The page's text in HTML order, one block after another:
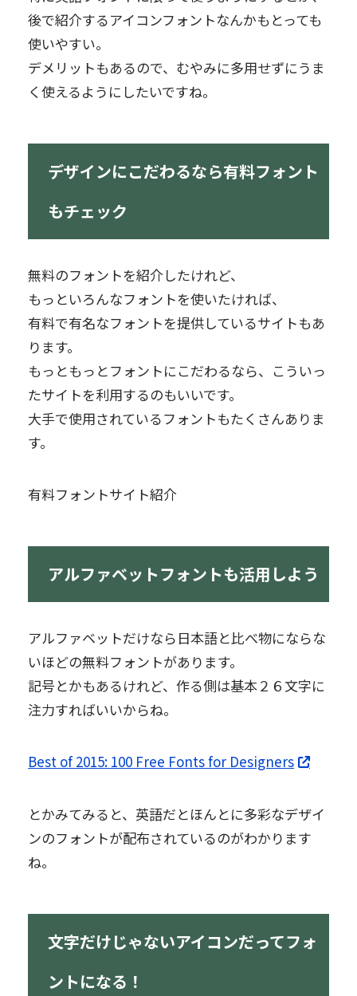
後で紹介するアイコンフォントなんかもとっても
使いやすい。
デメリットもあるので、むやみに多用せずにうま
く使えるようにしたいですね。
デザインにこだわるなら有料フォント
もチェック
無料のフォントを紹介したけれど、
もっといろんなフォントを使いたければ、
有料で有名なフォントを提供しているサイトもあ
ります。
もっともっとフォントにこだわるなら、こういっ
たサイトを利用するのもいいです。
大手で使用されているフォントもたくさんありま
す。
有料フォントサイト紹介
アルファベットフォントも活用しよう
アルファベットだけなら日本語と比べ物にならな
いほどの無料フォントがあります。
記号とかもあるけれど、作る側は基本２６文字に
注力すればいいからね。
Best of 2015: 100 Free Fonts for Designers
とかみてみると、英語だとほんとに多彩なデザイ
ンのフォントが配布されているのがわかります
ね。
文字だけじゃないアイコンだってフォ
ントになる！